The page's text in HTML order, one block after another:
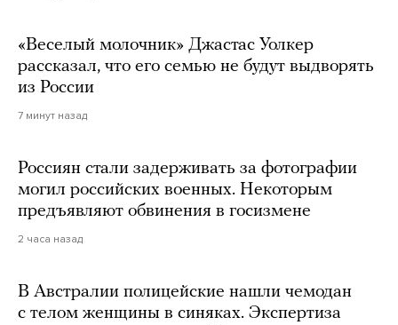
«Веселый молочник» Джастас Уолкер
рассказал, что его семью не будут выдворять
из России
7 минут назад
Россиян стали задерживать за фотографии
могил российских военных. Некоторым
предъявляют обвинения в госизмене
2 часа назад
В Австралии полицейские нашли чемодан
с телом женщины в синяках. Экспертиза